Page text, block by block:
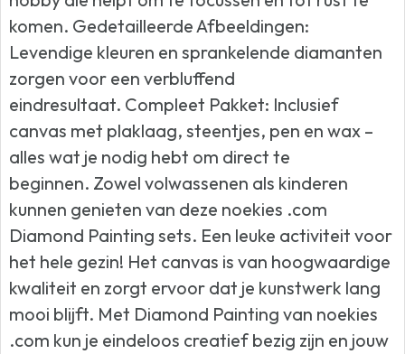
komen. Gedetailleerde Afbeeldingen:
Levendige kleuren en sprankelende diamanten
zorgen voor een verbluffend
eindresultaat. Compleet Pakket: Inclusief
canvas met plaklaag, steentjes, pen en wax –
alles wat je nodig hebt om direct te
beginnen. Zowel volwassenen als kinderen
kunnen genieten van deze noekies .com
Diamond Painting sets. Een leuke activiteit voor
het hele gezin! Het canvas is van hoogwaardige
kwaliteit en zorgt ervoor dat je kunstwerk lang
mooi blijft. Met Diamond Painting van noekies
.com kun je eindeloos creatief bezig zijn en jouw